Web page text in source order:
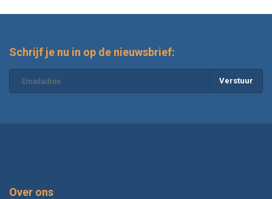
Schrijf je nu in op de nieuwsbrief:
Verstuur
Over ons